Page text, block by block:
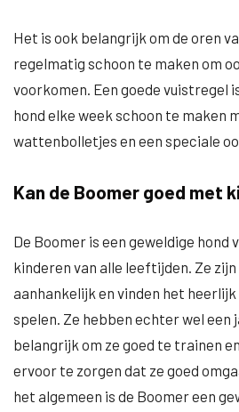
Het is ook belangrijk om de oren
regelmatig schoon te maken om
voorkomen. Een goede vuistregel
hond elke week schoon te maken
wattenbolletjes en een speciale
Kan de Boomer goed met
De Boomer is een geweldige hond
kinderen van alle leeftijden. Ze
aanhankelijk en vinden het
spelen. Ze hebben echter wel
belangrijk om ze goed te trainen
ervoor te zorgen dat ze goed
het algemeen is de Boomer een